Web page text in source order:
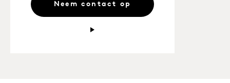
Neem contact op